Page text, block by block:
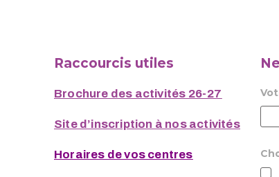
Raccourcis utiles
Brochure des activités 26-27
Site d’inscription à nos activités
Horaires de vos centres